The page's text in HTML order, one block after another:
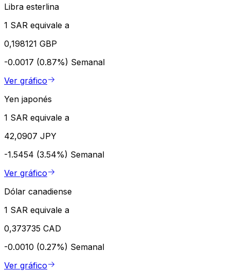
Libra esterlina
1 SAR equivale a
0,198121 GBP
-0.0017 (0.87%) Semanal
Ver gráfico
Yen japonés
1 SAR equivale a
42,0907 JPY
-1.5454 (3.54%) Semanal
Ver gráfico
Dólar canadiense
1 SAR equivale a
0,373735 CAD
-0.0010 (0.27%) Semanal
Ver gráfico